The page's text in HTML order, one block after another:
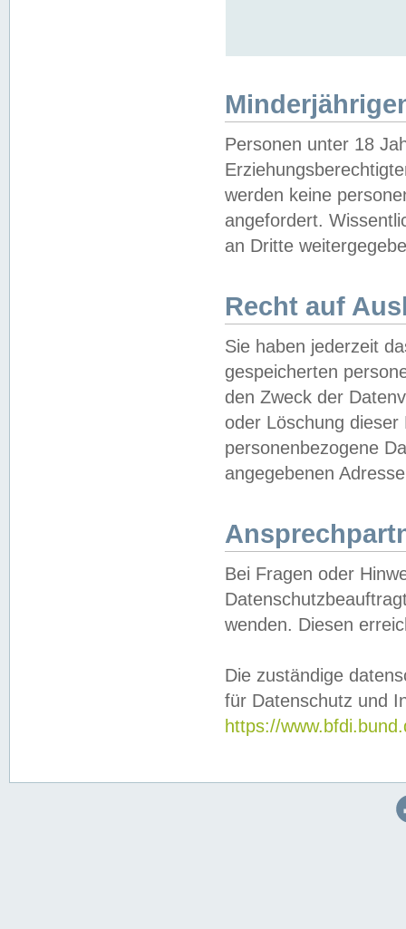
Personen unter 18
werden keine
angefordert.
an Dritte
Recht auf
Sie haben jederzeit
gespeicherten
den Zweck der
oder Löschung
personenbezogene
angegebenen
Bei Fragen oder
wenden. Diesen
Die zuständige
für Datenschutz und
https://